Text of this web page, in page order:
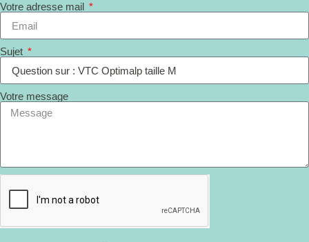
Votre adresse mail
Sujet
Votre message